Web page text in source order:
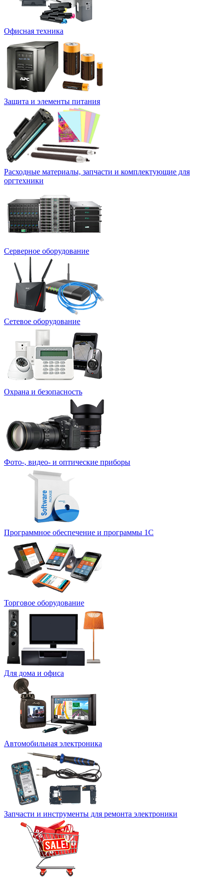
Офисная техника
Защита и элементы питания
Расходные материалы, запчасти и комплектующие для
оргтехники
Серверное оборудование
Сетевое оборудование
Охрана и безопасность
Фото-, видео- и оптические приборы
Программное обеспечение и программы 1С
Торговое оборудование
Для дома и офиса
Автомобильная электроника
Запчасти и инструменты для ремонта электроники